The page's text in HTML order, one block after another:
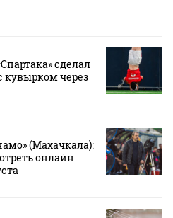
сделал
кувырком через
(Махачкала):
онлайн